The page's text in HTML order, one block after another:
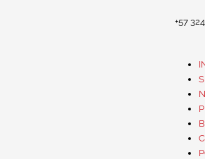
+57